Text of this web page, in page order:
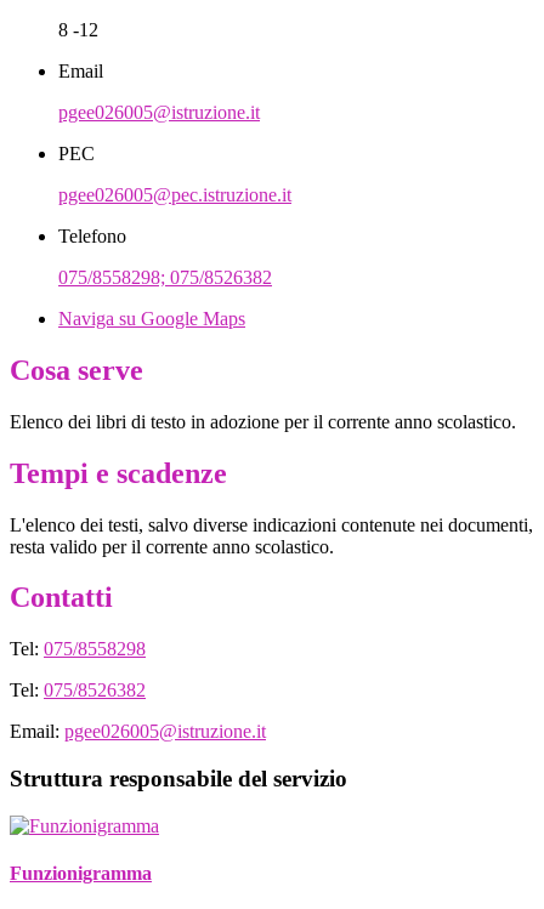
8 -12
Email
pgee026005@istruzione.it
PEC
pgee026005@pec.istruzione.it
Telefono
075/8558298; 075/8526382
Naviga su Google Maps
Cosa serve
Elenco dei libri di testo in adozione per il corrente anno scolastico.
Tempi e scadenze
L'elenco dei testi, salvo diverse indicazioni contenute nei documenti,
resta valido per il corrente anno scolastico.
Contatti
Tel: 075/8558298
Tel: 075/8526382
Email: pgee026005@istruzione.it
Struttura responsabile del servizio
Funzionigramma